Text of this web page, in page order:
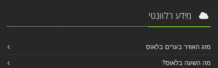
מידע רלוונטי
מזג האוויר בערים בלאוס
מה השעה בלאוס?